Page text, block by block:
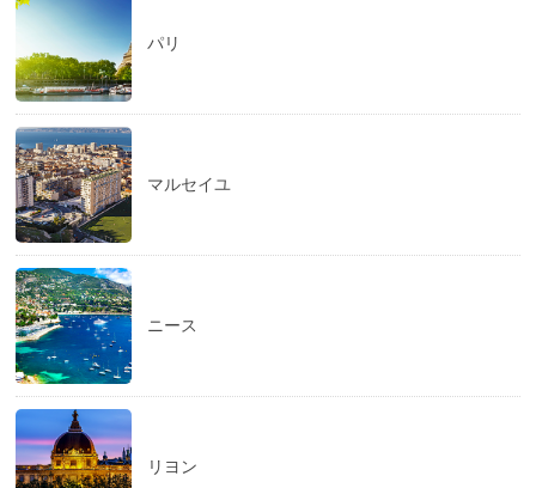
パリ
マルセイユ
ニース
リヨン